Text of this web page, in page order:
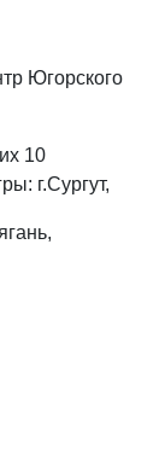
Югорского
10
г.Сургут,